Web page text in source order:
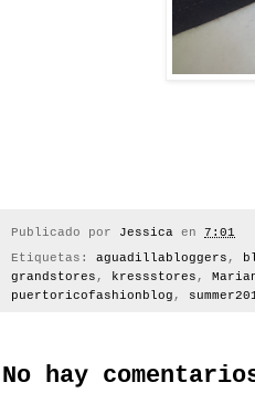
Publicado por Jessica en 7:01
Etiquetas: aguadillabloggers,
grandstores, kressstores,
puertoricofashionblog,
No hay